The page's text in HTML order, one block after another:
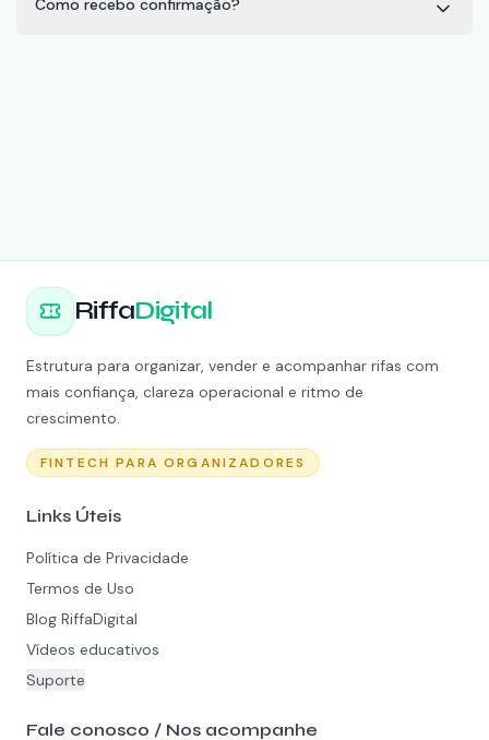
Como recebo confirmação?
RiffaDigital
Estrutura para organizar, vender e acompanhar rifas com
mais confiança, clareza operacional e ritmo de
crescimento.
FINTECH PARA ORGANIZADORES
Links Úteis
Política de Privacidade
Termos de Uso
Blog RiffaDigital
Vídeos educativos
Suporte
Fale conosco / Nos acompanhe